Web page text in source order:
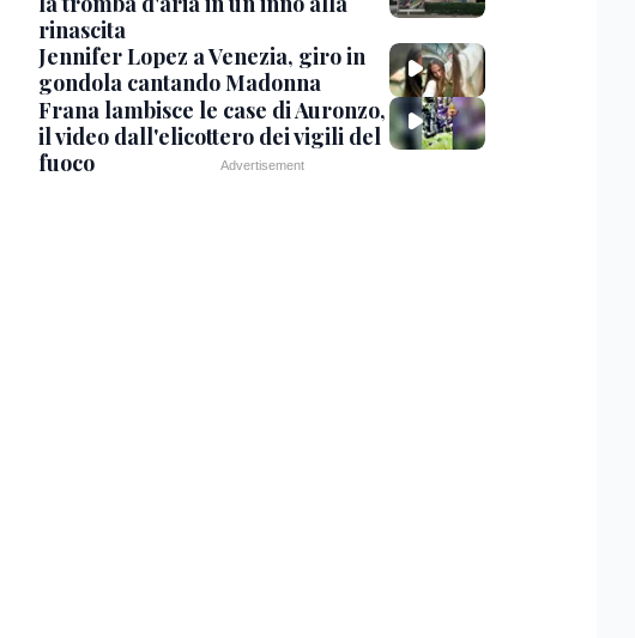
rinascita
Jennifer Lopez a Venezia, giro in
gondola cantando Madonna
Frana lambisce le case di Auronzo,
il video dall'elicottero dei vigili del
fuoco